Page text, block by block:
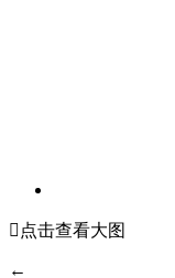
 点击查看大图
←